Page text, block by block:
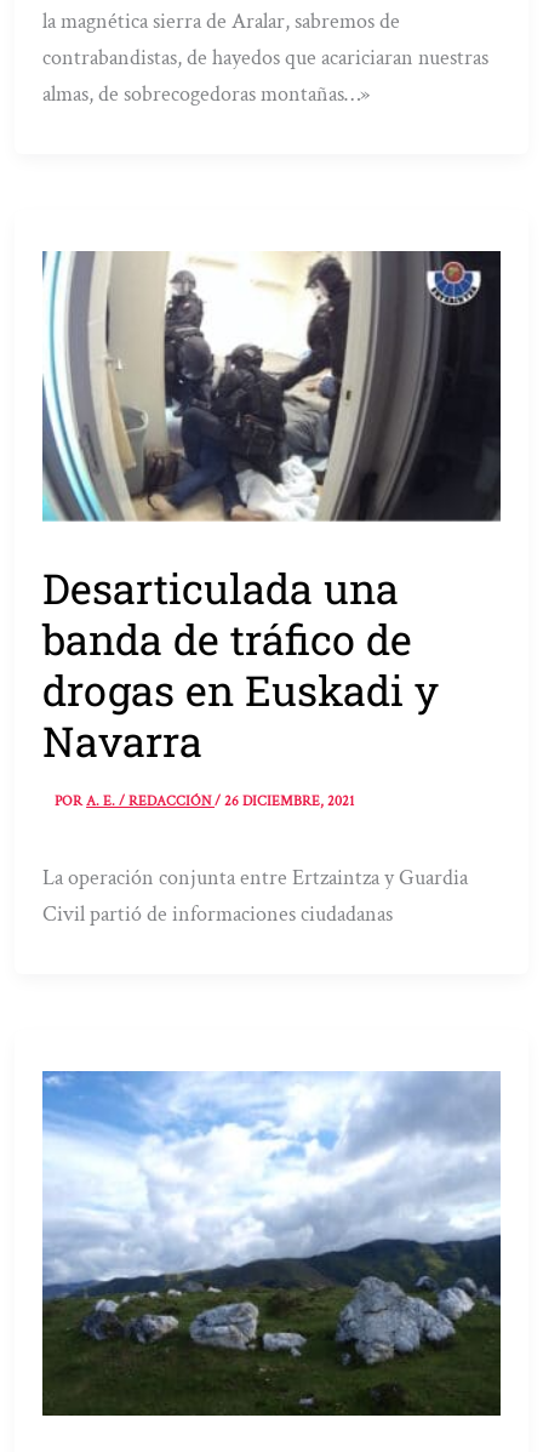
la magnética sierra de Aralar, sabremos de
contrabandistas, de hayedos que acariciaran nuestras
almas, de sobrecogedoras montañas…»
Desarticulada una
banda de tráfico de
drogas en Euskadi y
Navarra
PORA. E. / REDACCIÓN/26 DICIEMBRE, 2021
La operación conjunta entre Ertzaintza y Guardia
Civil partió de informaciones ciudadanas